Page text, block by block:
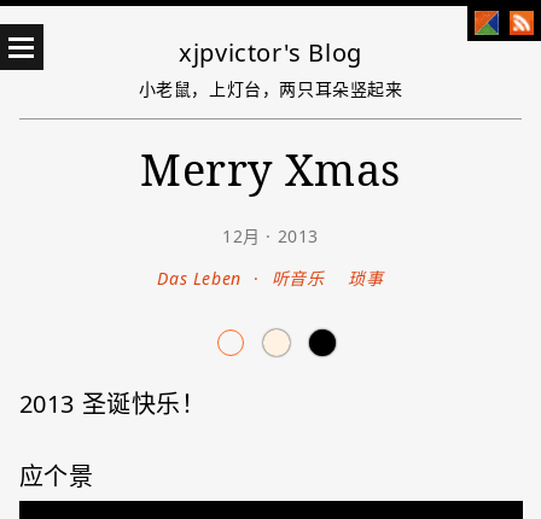
xjpvictor's Blog
小老鼠，上灯台，两只耳朵竖起来
Merry Xmas
12月 · 2013
Das Leben
· 听音乐 琐事
2013 圣诞快乐！
应个景